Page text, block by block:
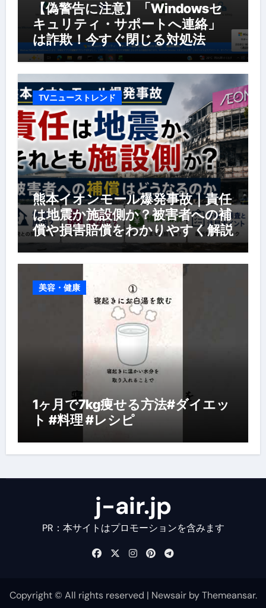
【偽警告に注意】「Windowsセ
キュリティ・サポートへ連絡」
は詐欺！今すぐ閉じる対処法
TVニューストレンド
熊本イオンモール爆発事故｜責任
は地震か施設側か？被害者への補
償や損害賠償をわかりやすく解説
美容・健康
1ヶ月で7kg痩せる方法#ダイエッ
ト #料理 #レシピ
j-air.jp
PR：本サイトはプロモーションを含みます
Copyright © All rights reserved | NewsairbyThemeansar.